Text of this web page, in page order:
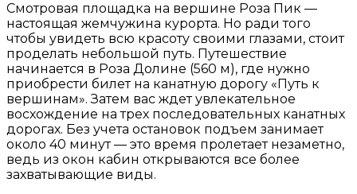
Смотровая площадка на вершине Роза Пик —
настоящая жемчужина курорта. Но ради того
чтобы увидеть всю красоту своими глазами, стоит
проделать небольшой путь. Путешествие
начинается в Роза Долине (560 м), где нужно
приобрести билет на канатную дорогу «Путь к
вершинам». Затем вас ждет увлекательное
восхождение на трех последовательных канатных
дорогах. Без учета остановок подъем занимает
около 40 минут — это время пролетает незаметно,
ведь из окон кабин открываются все более
захватывающие виды.